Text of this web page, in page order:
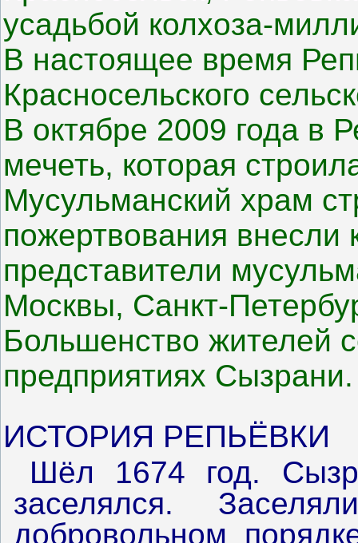
усадьбой колхоза-
В настоящее время
Красносельского
В октябре 2009 года в
мечеть, которая
Мусульманский храм
пожертвования внесли
представители
Москвы, Санкт-
Большенство жителей
предприятиях Сызрани.
ИСТОРИЯ РЕПЬЁВКИ
Шёл 1674 год.
заселялся.
добровольном